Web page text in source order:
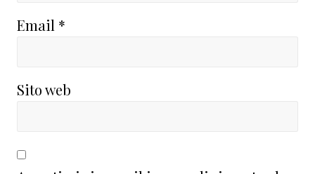
Email *
Sito web